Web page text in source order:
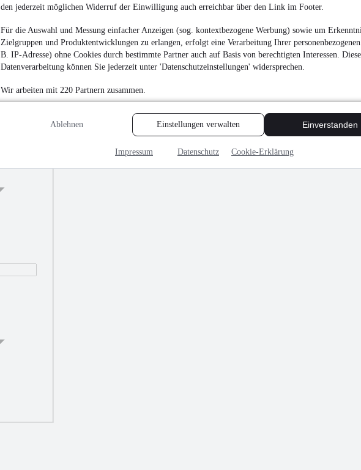
den jederzeit möglichen Widerruf der Einwilligung auch erreichbar über den Link im Footer.
Für die Auswahl und Messung einfacher Anzeigen (sog. kontextbezogene Werbung) sowie um
Zielgruppen und Produktentwicklungen zu erlangen, erfolgt eine Verarbeitung Ihrer
B. IP-Adresse) ohne Cookies durch bestimmte Partner auch auf Basis von berechtigten Interessen.
Datenverarbeitung können Sie jederzeit unter 'Datenschutzeinstellungen' widersprechen.
Wir arbeiten mit 220 Partnern zusammen.
Ablehnen Einstellungen verwalten Einverstanden
Impressum Datenschutz Cookie-Erklärung